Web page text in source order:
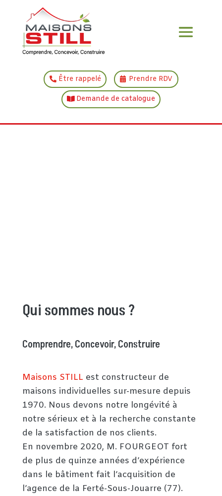
Être rappelé Prendre RDV
Demande de catalogue
Qui sommes nous ?
Comprendre, Concevoir, Construire
Maisons STILL est constructeur de
maisons individuelles sur-mesure depuis
1970. Nous devons notre longévité à
notre sérieux et à la recherche constante
de la satisfaction de nos clients.
En novembre 2020, M. FOURGEOT fort
de plus de quinze années d’expérience
dans le bâtiment fait l’acquisition de
l’agence de la Ferté-Sous-Jouarre (77).